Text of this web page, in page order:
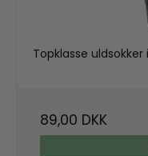
Topklasse
89,00 DKK